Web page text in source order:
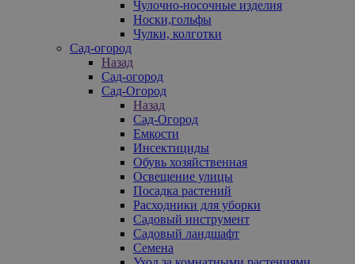
Чулочно-носочные изделия
Носки,гольфы
Чулки, колготки
Сад-огород
Назад
Сад-огород
Сад-Огород
Назад
Сад-Огород
Емкости
Инсектициды
Обувь хозяйственная
Освещение улицы
Посадка растений
Расходники для уборки
Садовый инструмент
Садовый ландшафт
Семена